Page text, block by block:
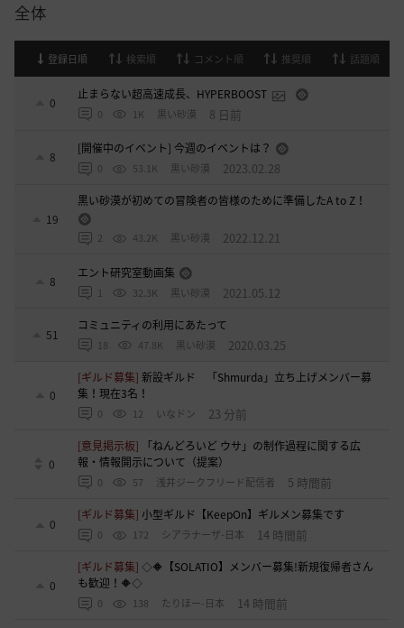
全体
登録日順 検索順 コメント順 推奨順 話題順
0
止まらない超高速成長、HYPERBOOST
0 1K 黒い砂漠 8 日前
8
[開催中のイベント] 今週のイベントは？
0 53.1K 黒い砂漠 2023.02.28
19
黒い砂漠が初めての冒険者の皆様のために準備したA to Z！
2 43.2K 黒い砂漠 2022.12.21
8
エント研究室動画集
1 32.3K 黒い砂漠 2021.05.12
51
コミュニティの利用にあたって
18 47.8K 黒い砂漠 2020.03.25
0
[ギルド募集]新設ギルド 「Shmurda」立ち上げメンバー募
集！現在3名！
0 12 いなドン 23 分前
0
[意見掲示板]
「ねんどろいど ウサ」の制作過程に関する広
報・情報開示について（提案）
0 57 浅井ジークフリード配信者 5 時間前
0
[ギルド募集]小型ギルド【KeepOn】ギルメン募集です
0 172 シアラナーザ-日本 14 時間前
0
[ギルド募集]◇🔶【SOLATIO】メンバー募集!新規復帰者さん
も歓迎！🔶◇
0 138 たりほー-日本 14 時間前